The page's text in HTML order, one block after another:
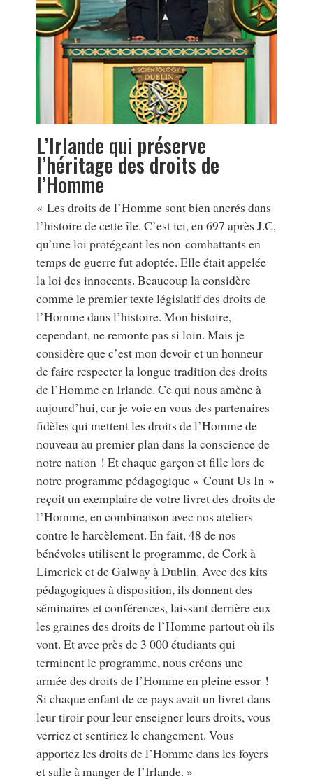
L’Irlande qui préserve
l’héritage des droits de
l’Homme
« Les droits de l’Homme sont bien ancrés dans
l’histoire de cette île. C’est ici, en 697 après J.C,
qu’une loi protégeant les non-combattants en
temps de guerre fut adoptée. Elle était appelée
la loi des innocents. Beaucoup la considère
comme le premier texte législatif des droits de
l’Homme dans l’histoire. Mon histoire,
cependant, ne remonte pas si loin. Mais je
considère que c’est mon devoir et un honneur
de faire respecter la longue tradition des droits
de l’Homme en Irlande. Ce qui nous amène à
aujourd’hui, car je voie en vous des partenaires
fidèles qui mettent les droits de l’Homme de
nouveau au premier plan dans la conscience de
notre nation ! Et chaque garçon et fille lors de
notre programme pédagogique « Count Us In »
reçoit un exemplaire de votre livret des droits de
l’Homme, en combinaison avec nos ateliers
contre le harcèlement. En fait, 48 de nos
bénévoles utilisent le programme, de Cork à
Limerick et de Galway à Dublin. Avec des kits
pédagogiques à disposition, ils donnent des
séminaires et conférences, laissant derrière eux
les graines des droits de l’Homme partout où ils
vont. Et avec près de 3 000 étudiants qui
terminent le programme, nous créons une
armée des droits de l’Homme en pleine essor !
Si chaque enfant de ce pays avait un livret dans
leur tiroir pour leur enseigner leurs droits, vous
verriez et sentiriez le changement. Vous
apportez les droits de l’Homme dans les foyers
et salle à manger de l’Irlande. »